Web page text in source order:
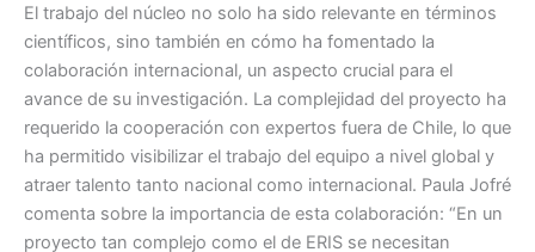
El trabajo del núcleo no solo ha sido relevante en términos
científicos, sino también en cómo ha fomentado la
colaboración internacional, un aspecto crucial para el
avance de su investigación. La complejidad del proyecto ha
requerido la cooperación con expertos fuera de Chile, lo que
ha permitido visibilizar el trabajo del equipo a nivel global y
atraer talento tanto nacional como internacional. Paula Jofré
comenta sobre la importancia de esta colaboración: “En un
proyecto tan complejo como el de ERIS se necesitan